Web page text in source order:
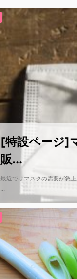
[特設ページ]
販...
最近ではマスクの需要が急
...